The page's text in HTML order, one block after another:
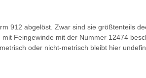
912 abgelöst. Zwar sind sie größtenteils
Feingewinde mit der Nummer 12474
oder nicht-metrisch bleibt hier